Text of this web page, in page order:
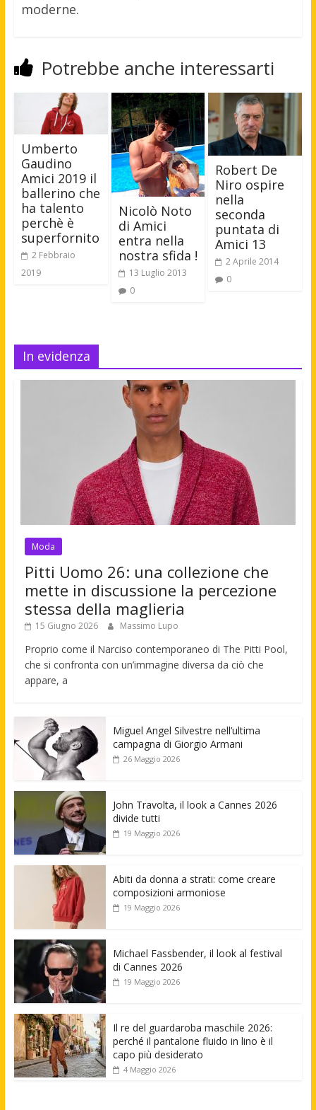
moderne.
Potrebbe anche interessarti
Umberto
Gaudino
Amici 2019 il
ballerino che
ha talento
perchè è
superfornito
2 Febbraio
2019
Nicolò Noto
di Amici
entra nella
nostra sfida !
13 Luglio 2013
0
Robert De
Niro ospire
nella
seconda
puntata di
Amici 13
2 Aprile 2014
0
In evidenza
Moda
Pitti Uomo 26: una collezione che
mette in discussione la percezione
stessa della maglieria
15 Giugno 2026 Massimo Lupo
Proprio come il Narciso contemporaneo di The Pitti Pool,
che si confronta con un’immagine diversa da ciò che
appare, a
Miguel Angel Silvestre nell’ultima
campagna di Giorgio Armani
26 Maggio 2026
John Travolta, il look a Cannes 2026
divide tutti
19 Maggio 2026
Abiti da donna a strati: come creare
composizioni armoniose
19 Maggio 2026
Michael Fassbender, il look al festival
di Cannes 2026
19 Maggio 2026
Il re del guardaroba maschile 2026:
perché il pantalone fluido in lino è il
capo più desiderato
4 Maggio 2026